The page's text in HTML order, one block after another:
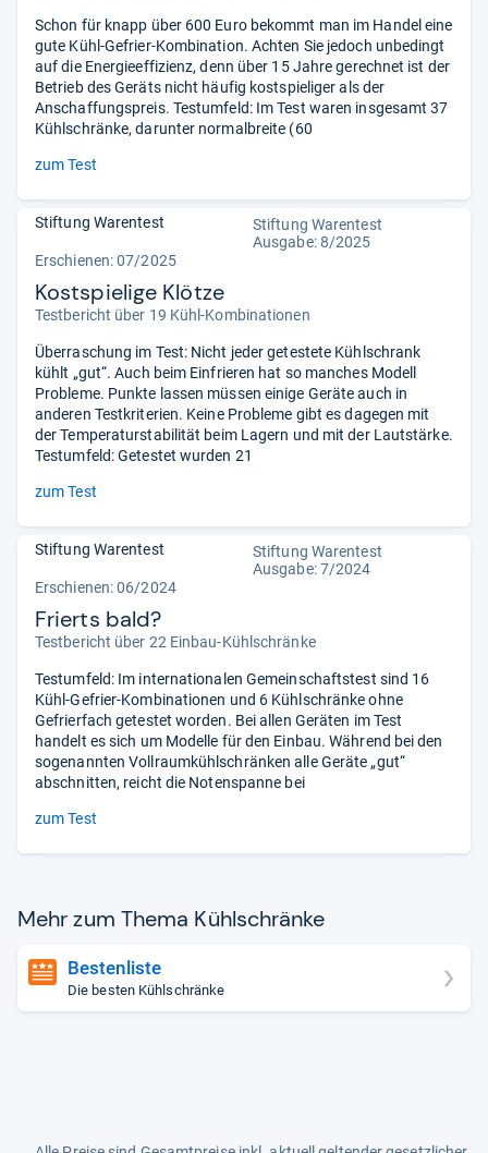
Schon für knapp über 600 Euro bekommt man im Handel eine
gute Kühl-Gefrier-Kombination. Achten Sie jedoch unbedingt
auf die Energieeffizienz, denn über 15 Jahre gerechnet ist der
Betrieb des Geräts nicht häufig kostspieliger als der
Anschaffungspreis. Testumfeld: Im Test waren insgesamt 37
Kühlschränke, darunter normalbreite (60
zum Test
Stiftung Warentest
Stiftung Warentest
Ausgabe: 8/2025
Erschienen: 07/2025
Kostspielige Klötze
Testbericht über 19 Kühl-Kombinationen
Überraschung im Test: Nicht jeder getestete Kühlschrank
kühlt „gut“. Auch beim Einfrieren hat so manches Modell
Probleme. Punkte lassen müssen einige Geräte auch in
anderen Testkriterien. Keine Probleme gibt es dagegen mit
der Temperaturstabilität beim Lagern und mit der Lautstärke.
Testumfeld: Getestet wurden 21
zum Test
Stiftung Warentest
Stiftung Warentest
Ausgabe: 7/2024
Erschienen: 06/2024
Frierts bald?
Testbericht über 22 Einbau-Kühlschränke
Testumfeld: Im internationalen Gemeinschaftstest sind 16
Kühl-Gefrier-Kombinationen und 6 Kühlschränke ohne
Gefrierfach getestet worden. Bei allen Geräten im Test
handelt es sich um Modelle für den Einbau. Während bei den
sogenannten Vollraumkühlschränken alle Geräte „gut“
abschnitten, reicht die Notenspanne bei
zum Test
Mehr zum Thema Kühl­schränke
Bestenliste
Die besten Kühlschränke